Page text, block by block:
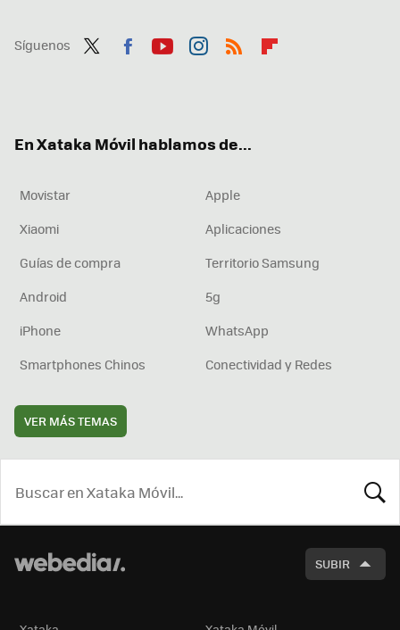
Síguenos
En Xataka Móvil hablamos de...
Movistar
Apple
Xiaomi
Aplicaciones
Guías de compra
Territorio Samsung
Android
5g
iPhone
WhatsApp
Smartphones Chinos
Conectividad y Redes
VER MÁS TEMAS
SUBIR